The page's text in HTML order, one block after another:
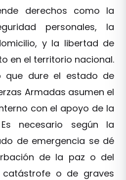
derechos como la
personales, la
y la libertad de
en el territorio nacional.
que dure el estado de
Armadas asumen el
con el apoyo de la
necesario según la
de emergencia se dé
de la paz o del
o de graves